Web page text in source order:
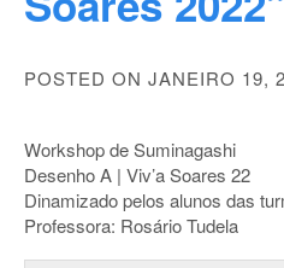
POSTED ON JANEIRO 19,
Workshop de Suminagashi
Desenho A | Viv’a Soares 22
Dinamizado pelos alunos das
Professora: Rosário Tudela